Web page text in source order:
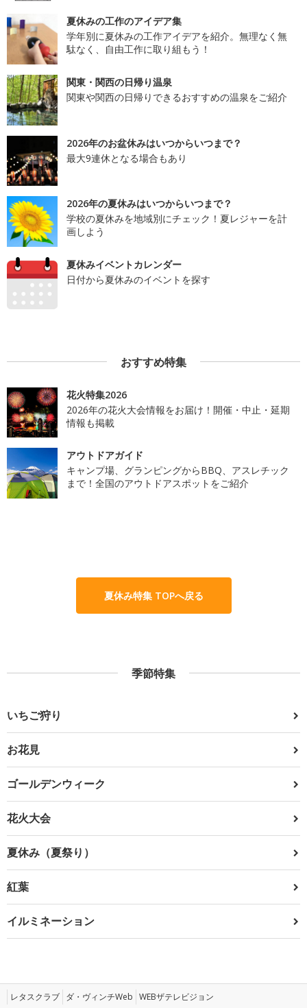
夏休みの工作のアイデア集
学年別に夏休みの工作アイデアを紹介。無理なく無
駄なく、自由工作に取り組もう！
関東・関西の日帰り温泉
関東や関西の日帰りできるおすすめの温泉をご紹介
2026年のお盆休みはいつからいつまで？
最大9連休となる場合もあり
2026年の夏休みはいつからいつまで？
学校の夏休みを地域別にチェック！夏レジャーを計
画しよう
夏休みイベントカレンダー
日付から夏休みのイベントを探す
おすすめ特集
花火特集2026
2026年の花火大会情報をお届け！開催・中止・延期
情報も掲載
アウトドアガイド
キャンプ場、グランピングからBBQ、アスレチック
まで！全国のアウトドアスポットをご紹介
夏休み特集 TOPへ戻る
季節特集
いちご狩り
お花見
ゴールデンウィーク
花火大会
夏休み（夏祭り）
紅葉
イルミネーション
レタスクラブ ダ・ヴィンチWeb WEBザテレビジョン